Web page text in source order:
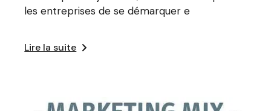
les entreprises de se démarquer e
Lire la suite